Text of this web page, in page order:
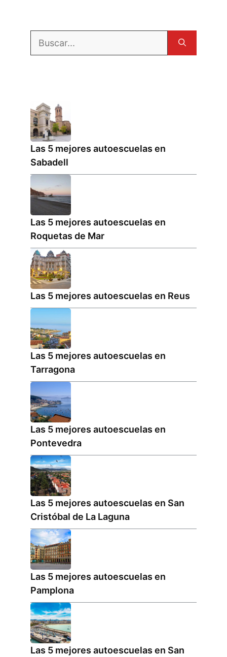
Las 5 mejores autoescuelas en
Sabadell
Las 5 mejores autoescuelas en
Roquetas de Mar
Las 5 mejores autoescuelas en Reus
Las 5 mejores autoescuelas en
Tarragona
Las 5 mejores autoescuelas en
Pontevedra
Las 5 mejores autoescuelas en San
Cristóbal de La Laguna
Las 5 mejores autoescuelas en
Pamplona
Las 5 mejores autoescuelas en San